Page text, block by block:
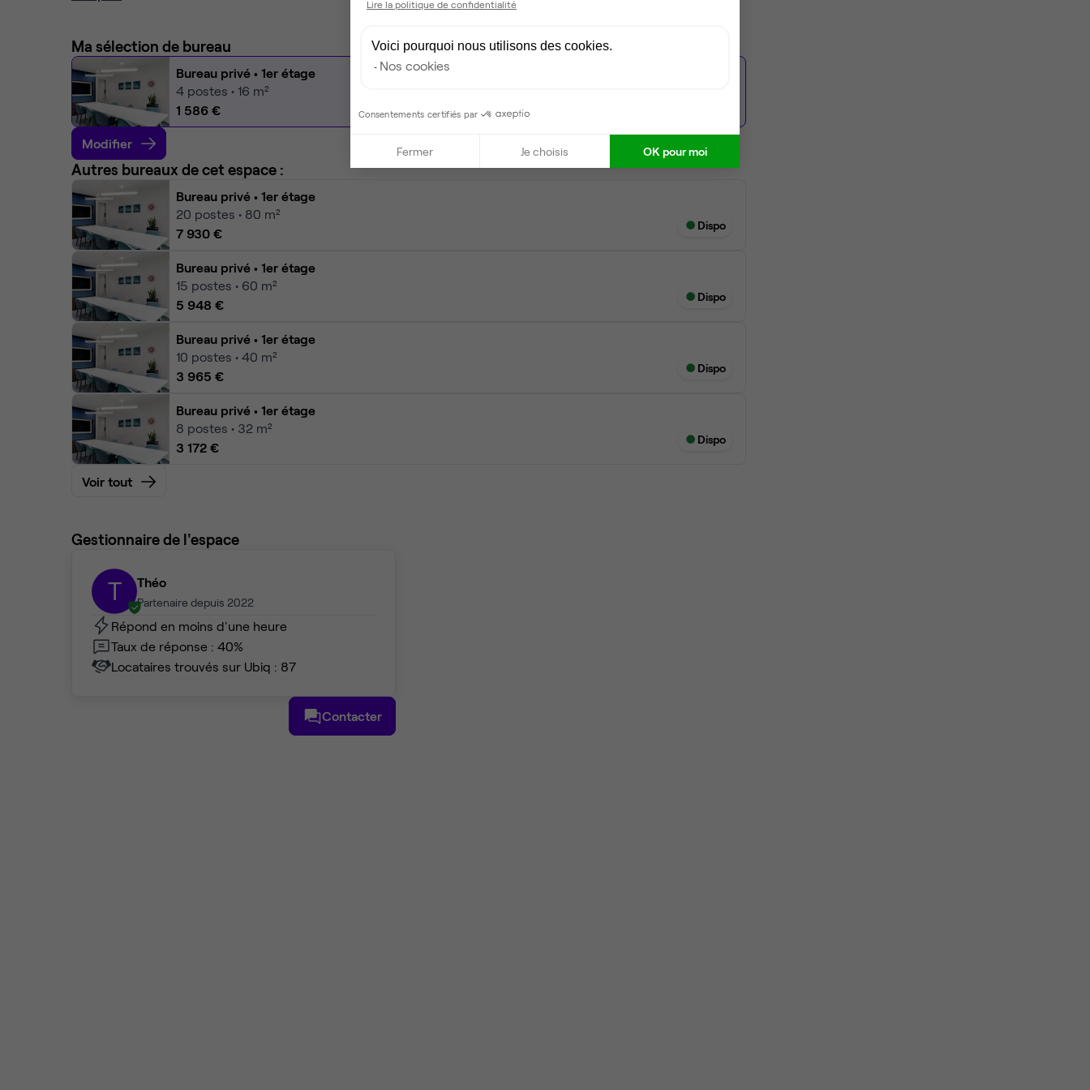
Ma sélection de bureau
Bureau privé • 1er étage
4 postes • 16 m²
1 586 €
Modifier
Autres bureaux de cet espace :
Bureau privé • 1er étage
20 postes • 80 m²
7 930 €
Dispo
Bureau privé • 1er étage
15 postes • 60 m²
5 948 €
Dispo
Bureau privé • 1er étage
10 postes • 40 m²
3 965 €
Dispo
Bureau privé • 1er étage
8 postes • 32 m²
3 172 €
Dispo
Voir tout
Gestionnaire de l'espace
T Théo
Partenaire depuis 2022
Répond en moins d'une heure
Taux de réponse : 40%
Locataires trouvés sur Ubiq : 87
Contacter
Lire la politique de confidentialité
Voici pourquoi nous utilisons des cookies.
Nos cookies
Consentements certifiés par
Fermer Je choisis OK pour moi